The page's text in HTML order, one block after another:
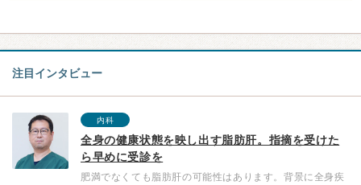
注目インタビュー
内科
全身の健康状態を映し出す脂肪肝。指摘を受けた
ら早めに受診を
肥満でなくても脂肪肝の可能性はあります。背景に全身疾